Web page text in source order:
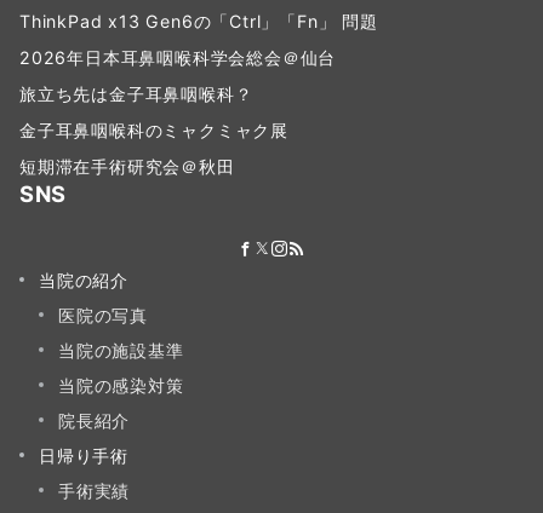
ThinkPad x13 Gen6の「Ctrl」「Fn」 問題
2026年日本耳鼻咽喉科学会総会＠仙台
旅立ち先は金子耳鼻咽喉科？
金子耳鼻咽喉科のミャクミャク展
短期滞在手術研究会＠秋田
SNS
当院の紹介
医院の写真
当院の施設基準
当院の感染対策
院長紹介
日帰り手術
手術実績